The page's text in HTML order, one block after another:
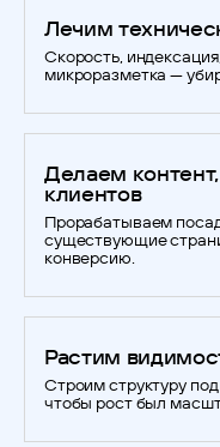
Лечим
Скорость,
микроразметка —
Делаем
клиентов
Прорабатываем
существующие
конверсию.
Растим
Строим структуру
чтобы рост был